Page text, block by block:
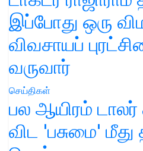
இப்போது ஒரு
விவசாயப்
வருவார்
செய்திகள்
பல ஆயிரம்
விட 'பசுமை'